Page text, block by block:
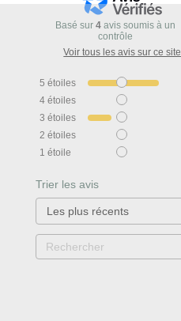
Basé sur 4 avis soumis à un
contrôle
Voir tous les avis sur ce site
5 étoiles
4 étoiles
3 étoiles
2 étoiles
1 étoile
Trier les avis